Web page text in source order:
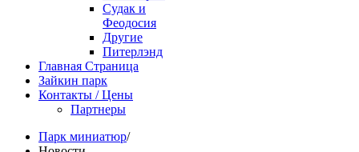
Судак и
Феодосия
Другие
Питерлэнд
Главная Страница
Зайкин парк
Контакты / Цены
Партнеры
Парк миниатюр/